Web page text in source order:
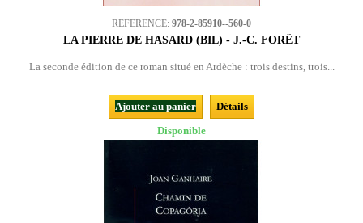
REFERENCE: 978-2-85910--560-0
LA PIERRE DE HASARD (BIL) - J.-C. FORÊT
La seconde édition de ce roman situé en Ardèche : trois destins, trois...
Ajouter au panier
Détails
Disponible